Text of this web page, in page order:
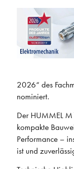
2026“ des
nominiert.
Der HUMMEL
kompakte
Performance –
ist und